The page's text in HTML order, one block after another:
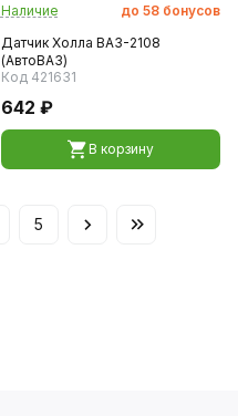
Наличие до 58 бонусов
Датчик Холла ВАЗ-2108
(АвтоВАЗ)
Код 421631
642 ₽
В корзину
5